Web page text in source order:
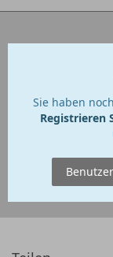
Sie haben
Registrieren